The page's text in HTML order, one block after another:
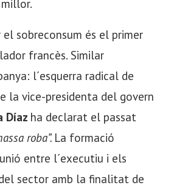
sobreconsum és el primer
francès. Similar
l´esquerra radical de
la vice-presidenta del govern
Díaz ha declarat el passat
roba”. La formació
entre l´executiu i els
sector amb la finalitat de